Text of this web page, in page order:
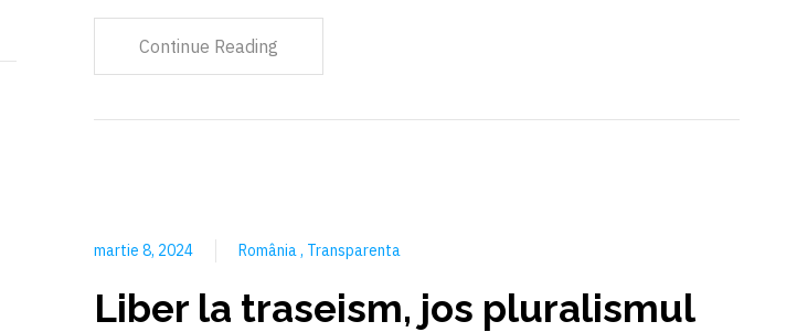
Continue Reading
martie 8, 2024 România Transparenta
Liber la traseism, jos pluralismul